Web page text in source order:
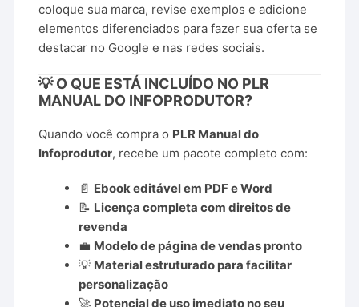
coloque sua marca, revise exemplos e adicione
elementos diferenciados para fazer sua oferta se
destacar no Google e nas redes sociais.
💡 O QUE ESTÁ INCLUÍDO NO PLR
MANUAL DO INFOPRODUTOR?
Quando você compra o PLR Manual do
Infoprodutor, recebe um pacote completo com:
📄 Ebook editável em PDF e Word
📝 Licença completa com direitos de
revenda
💼 Modelo de página de vendas pronto
💡 Material estruturado para facilitar
personalização
🚀 Potencial de uso imediato no seu